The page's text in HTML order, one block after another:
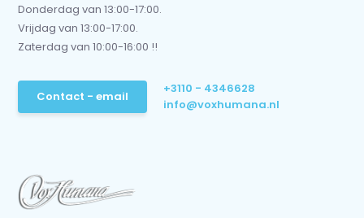
Donderdag van 13:00-17:00.
Vrijdag van 13:00-17:00.
Zaterdag van 10:00-16:00 !!
Contact - email
+3110 - 4346628
info@voxhumana.nl